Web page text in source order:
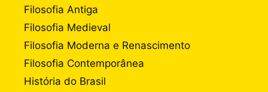
Filosofia Antiga
Filosofia Medieval
Filosofia Moderna e Renascimento
Filosofia Contemporânea
História do Brasil